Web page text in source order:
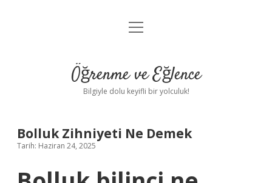
Anasayfa
Yasal Uyarı
menüyü
Öğrenme ve Eğlence
Bilgiyle dolu keyifli bir yolculuk!
Bolluk Zihniyeti Ne Demek
Tarih: Haziran 24, 2025